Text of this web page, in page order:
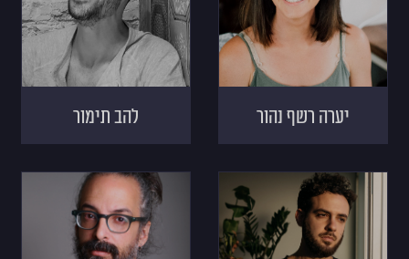
יערה רשף נהור להב תימור